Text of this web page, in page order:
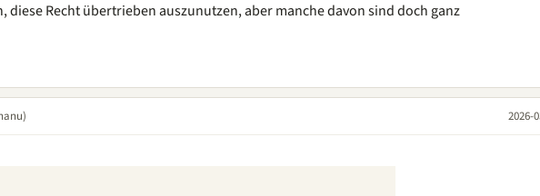
diese Recht übertrieben auszunutzen, aber manche davon sind doch ganz
2026-